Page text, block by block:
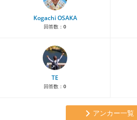
Kogachi OSAKA
回答数： 0
TE
回答数： 0
アンカー一覧